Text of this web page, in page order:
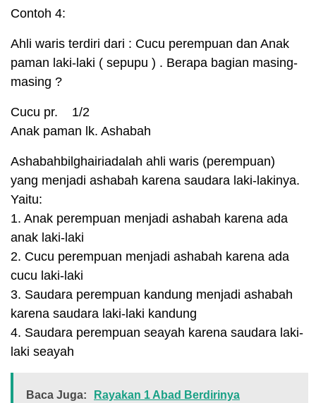
Contoh 4:
Ahli waris terdiri dari : Cucu perempuan dan Anak
paman laki-laki ( sepupu ) . Berapa bagian masing-
masing ?
Cucu pr. 1/2
Anak paman lk. Ashabah
Ashabahbilghairiadalah ahli waris (perempuan)
yang menjadi ashabah karena saudara laki-lakinya.
Yaitu:
1. Anak perempuan menjadi ashabah karena ada
anak laki-laki
2. Cucu perempuan menjadi ashabah karena ada
cucu laki-laki
3. Saudara perempuan kandung menjadi ashabah
karena saudara laki-laki kandung
4. Saudara perempuan seayah karena saudara laki-
laki seayah
Baca Juga:
Rayakan 1 Abad Berdirinya